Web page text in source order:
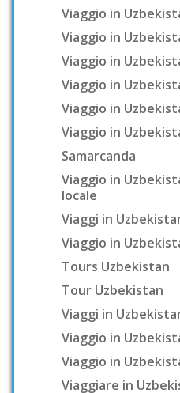
Viaggio in
Viaggio in
Viaggio in
Viaggio in
Viaggio in
Viaggio in
Samarcanda
Viaggio in
locale
Viaggi in
Viaggio in
Tours Uzbekistan
Tour Uzbekistan
Viaggi in
Viaggio in
Viaggio in
Viaggiare in